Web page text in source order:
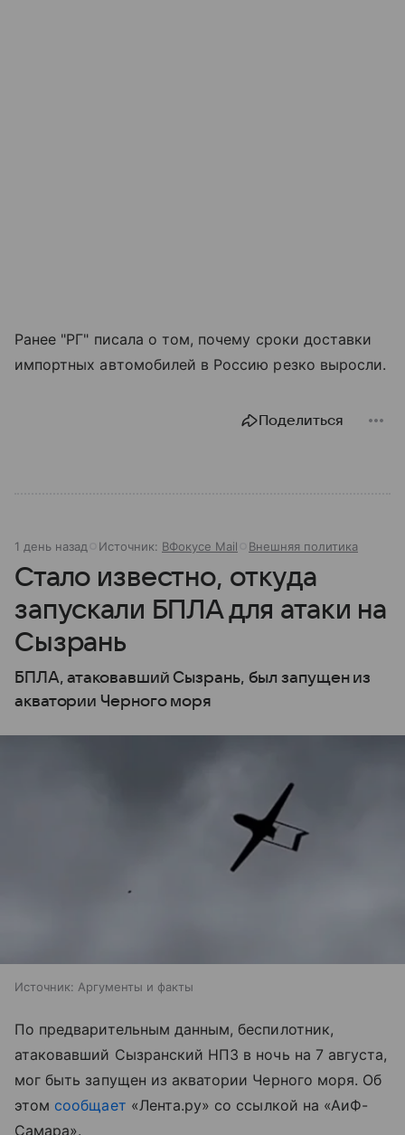
Ранее "РГ" писала о том, почему сроки доставки
импортных автомобилей в Россию резко выросли.
Поделиться
1 день назад Источник: ВФокусе Mail Внешняя политика
Стало известно, откуда
запускали БПЛА для атаки на
Сызрань
БПЛА, атаковавший Сызрань, был запущен из
акватории Черного моря
Источник: Аргументы и факты
По предварительным данным, беспилотник,
атаковавший Сызранский НПЗ в ночь на 7 августа,
мог быть запущен из акватории Черного моря. Об
этом сообщает «Лента.ру» со ссылкой на «АиФ-
Самара».